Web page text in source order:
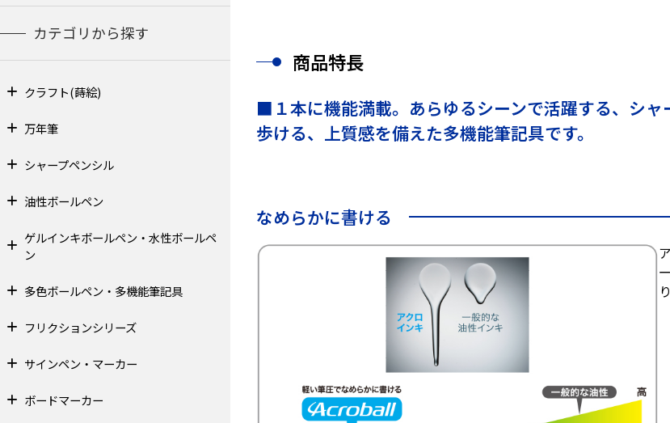
商品特長
■１本に機能満載。あらゆるシーンで活躍する、シ
歩ける、上質感を備えた多機能筆記具です。
なめらかに書ける
カテゴリから探す
クラフト(蒔絵)
万年筆
シャープペンシル
油性ボールペン
ゲルインキボールペン・水性ボールペ
ン
多色ボールペン・多機能筆記具
フリクションシリーズ
サインペン・マーカー
ボードマーカー